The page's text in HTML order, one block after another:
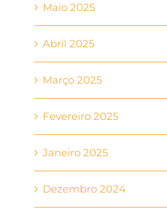
Maio 2025
Abril 2025
Março 2025
Fevereiro 2025
Janeiro 2025
Dezembro 2024